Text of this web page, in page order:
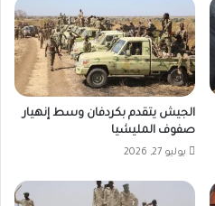
الجيش يتقدم بكردفان وسط إنهيار
صفوف المليشيا
يوليو 27, 2026